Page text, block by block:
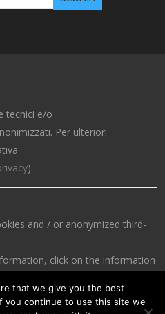
tecnici e/o
Per ulteriori
).
and / or anonymized third-
click on the information
that we give you the best
you continue to use this site we